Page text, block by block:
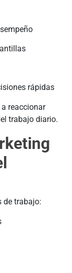
rápidas
reaccionar
trabajo diario.
de trabajo: